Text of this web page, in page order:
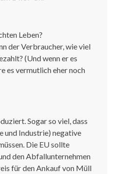
Leben?
der Verbraucher, wie viel
(Und wenn er es
es vermutlich eher noch
Sogar so viel, dass
und Industrie) negative
Die EU sollte
den Abfallunternehmen
für den Ankauf von Müll